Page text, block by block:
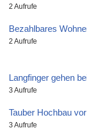
2 Aufrufe
Bezahlbares
2 Aufrufe
Langfinger gehen
3 Aufrufe
Tauber Hochbau
3 Aufrufe